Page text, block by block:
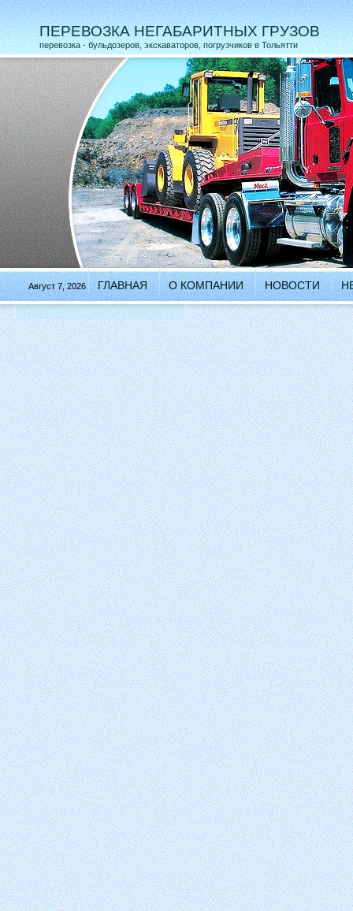
ПЕРЕВОЗКА НЕГАБАРИТНЫХ ГРУЗОВ
перевозка - бульдозеров, экскаваторов, погрузчиков в Тольятти
Август 7, 2026 ГЛАВНАЯ О КОМПАНИИ НОВОСТИ